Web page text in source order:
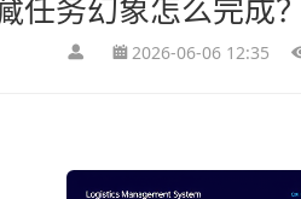
2026-06-06 12:35